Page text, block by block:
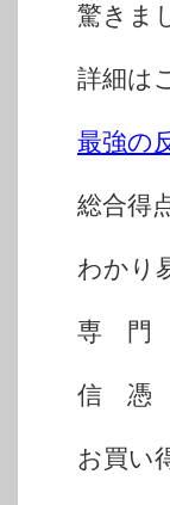
驚きま
詳細は
最強の
総合得
わか
専 門
信 憑
お買